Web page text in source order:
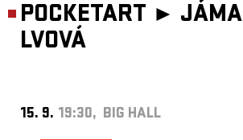
POCKETART ► JÁMA
LVOVÁ
15. 9. 19:30, BIG HALL